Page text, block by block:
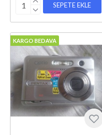
SEPETE EKLE
KARGO BEDAVA